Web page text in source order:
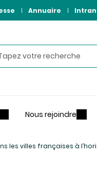
Annuaire
Nous rejoindre
les villes françaises à